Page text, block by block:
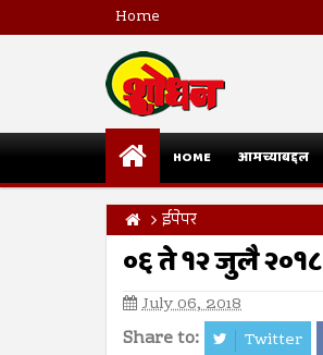
Home
HOME आमच्याबद्दल
ईपेपर
०६ ते १२ जुलै २०१८
July 06, 2018
Share to: Twitter